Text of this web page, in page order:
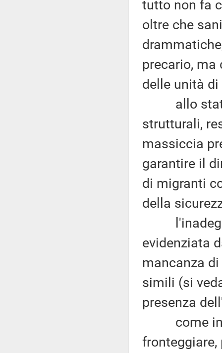
tutto non fa
oltre che
precario, ma
delle unità
allo stato
strutturali,
massiccia
garantire il
di migranti
della
evidenziata
mancanza
simili (si
presenza
come